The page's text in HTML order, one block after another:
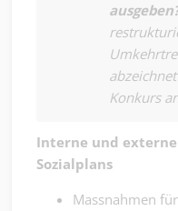
Konkurs
Interne und
Sozialplans
Massnahmen